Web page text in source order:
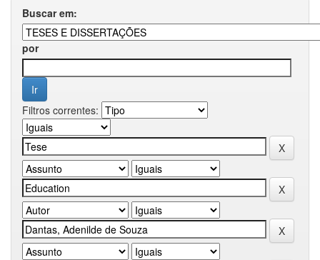
Buscar em:
por
Filtros correntes: